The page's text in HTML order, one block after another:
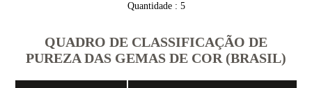
Quantidade : 5
QUADRO DE CLASSIFICAÇÃO DE
PUREZA DAS GEMAS DE COR (BRASIL)